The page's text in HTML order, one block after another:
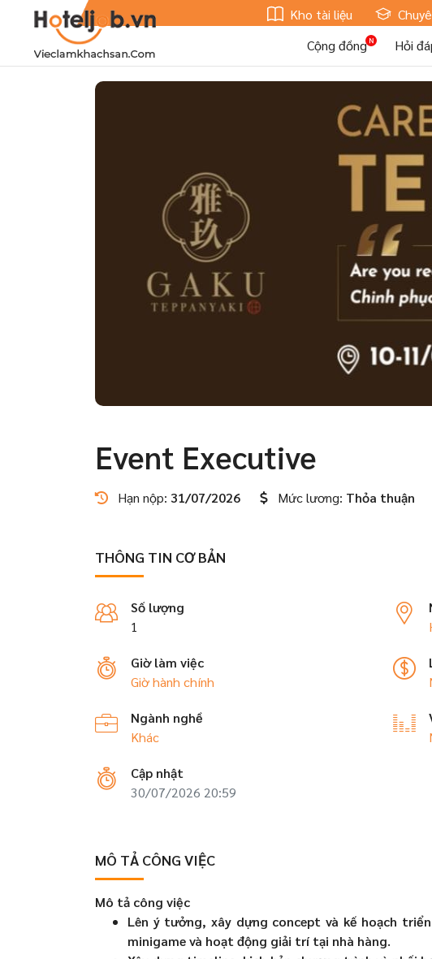
Kho tài liệu
Cộng đồng
Hỏi
Event Executive
Hạn nộp: 31/07/2026 Mức lương: Thỏa thuận
THÔNG TIN CƠ BẢN
Số lượng
1
Giờ làm việc
Giờ hành chính
Ngành nghề
Khác
Cập nhật
30/07/2026 20:59
MÔ TẢ CÔNG VIỆC
Mô tả công việc
Lên ý tưởng, xây dựng concept và kế hoạch
minigame và hoạt động giải trí tại nhà hàng.